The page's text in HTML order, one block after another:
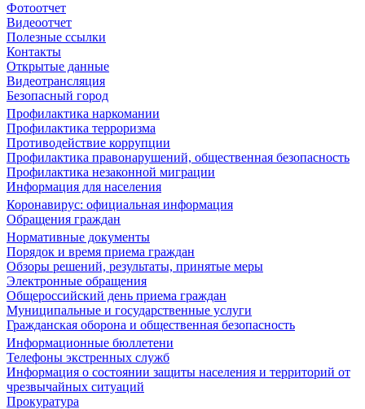
Фотоотчет
Видеоотчет
Полезные ссылки
Контакты
Открытые данные
Видеотрансляция
Безопасный город
Профилактика наркомании
Профилактика терроризма
Противодействие коррупции
Профилактика правонарушений, общественная безопасность
Профилактика незаконной миграции
Информация для населения
Коронавирус: официальная информация
Обращения граждан
Нормативные документы
Порядок и время приема граждан
Обзоры решений, результаты, принятые меры
Электронные обращения
Общероссийский день приема граждан
Муниципальные и государственные услуги
Гражданская оборона и общественная безопасность
Информационные бюллетени
Телефоны экстренных служб
Информация о состоянии защиты населения и территорий от
чрезвычайных ситуаций
Прокуратура